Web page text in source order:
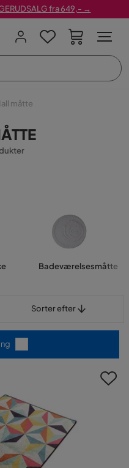
fra 649,- →
måtte
Badeværelsesmåtte
Sorter efter